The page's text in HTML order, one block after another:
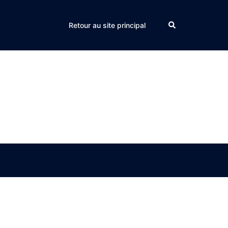
Retour au site principal Search